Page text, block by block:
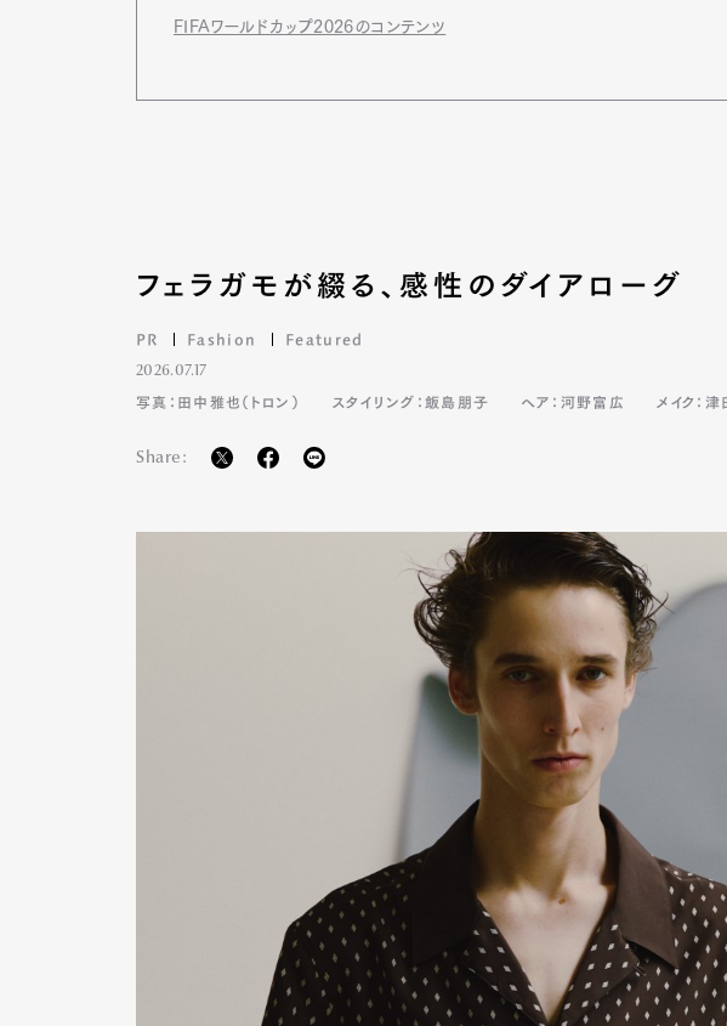
Art&Design
Pen
FIFAワールドカップ2026のコンテンツ
フェラガモが綴る、感性のダイアローグ
PR Fashion Featured
2026.07.17
写真：田中雅也（トロン） スタイリング：飯島朋子 ヘア：河野富広 メイク：
Share: